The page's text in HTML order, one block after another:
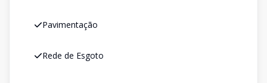
Pavimentação
Rede de Esgoto